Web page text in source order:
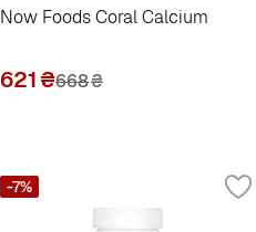
Now Foods Coral Calcium
621₴668₴
-7%